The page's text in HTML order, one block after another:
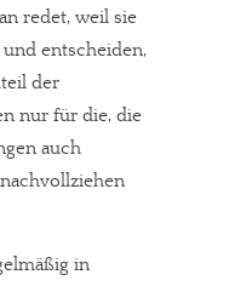
redet, weil sie
entscheiden,
der
nur für die, die
auch
in